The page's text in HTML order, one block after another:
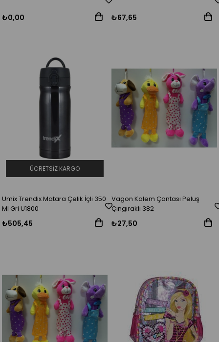
₺0,00 ₺67,65
Umix Trendix Matara Çelik İçli 350
Ml Gri U1800
₺505,45
ÜCRETSIZ KARGO
Vagon Kalem Çantası Peluş
Çıngıraklı 382
₺27,50